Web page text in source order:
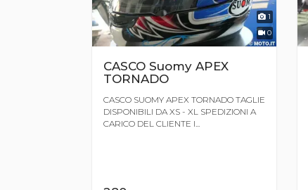
1
0
CASCO Suomy APEX
TORNADO
CASCO SUOMY APEX TORNADO TAGLIE
DISPONIBILI DA XS - XL SPEDIZIONI A
CARICO DEL CLIENTE I...